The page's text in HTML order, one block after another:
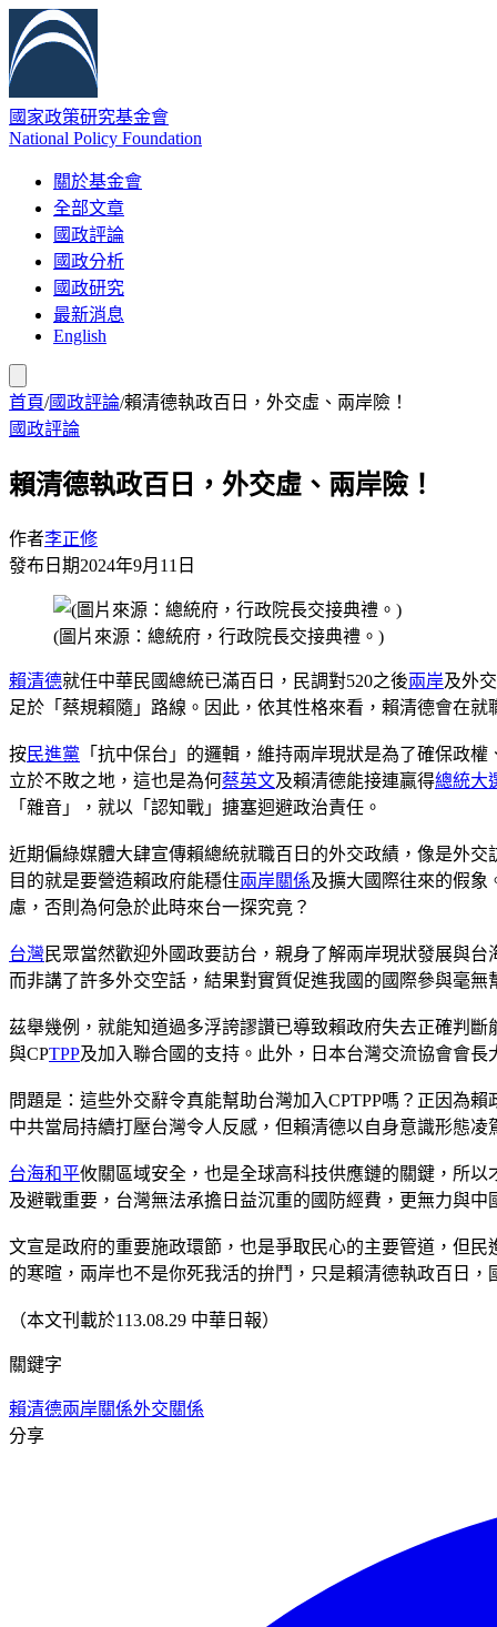
國家政策研究基金會
National Policy Foundation
關於基金會
全部文章
國政評論
國政分析
國政研究
最新消息
English
首頁/國政評論/賴清德執政百日，外交虛、兩岸險！
國政評論
賴清德執政百日，外交虛、兩岸險！
作者李正修
發布日期2024年9月11日
(圖片來源：總統府，行政院長交接典禮。)
賴清德就任中華民國總統已滿百日，民調對520之後兩岸及外
足於「蔡規賴隨」路線。因此，依其性格來看，賴清德會在
按民進黨 「抗中保台」的邏輯，維持兩岸現狀是為了確保政
立於不敗之地，這也是為何蔡英文及賴清德能接連贏得總統大
「雜音」，就以「認知戰」搪塞迴避政治責任。
近期偏綠媒體大肆宣傳賴總統就職百日的外交政績，像是外
目的就是要營造賴政府能穩住兩岸關係及擴大國際往來的假象
慮，否則為何急於此時來台一探究竟？
台灣 民眾當然歡迎外國政要訪台，親身了解兩岸現狀發展與
而非講了許多外交空話，結果對實質促進我國的國際參與毫
茲舉幾例，就能知道過多浮誇謬讚已導致賴政府失去正確判斷
與CPTPP及加入聯合國的支持。此外，日本台灣交流協會會
問題是：這些外交辭令真能幫助台灣加入CPTPP嗎？正因為
中共當局持續打壓台灣令人反感，但賴清德以自身意識形態
台海和平攸關區域安全，也是全球高科技供應鏈的關鍵，所
及避戰重要，台灣無法承擔日益沉重的國防經費，更無力與
文宣是政府的重要施政環節，也是爭取民心的主要管道，但
的寒暄，兩岸也不是你死我活的拚鬥，只是賴清德執政百日
（本文刊載於113.08.29 中華日報）
關鍵字
賴清德兩岸關係外交關係
分享